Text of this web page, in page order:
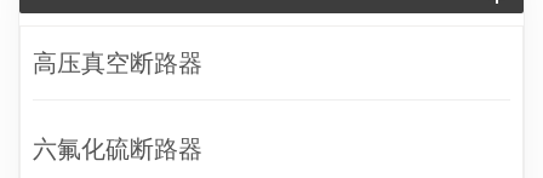
高压真空断路器
六氟化硫断路器